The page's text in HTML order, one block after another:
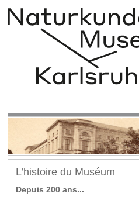
L’histoire du Muséum
Depuis 200 ans...